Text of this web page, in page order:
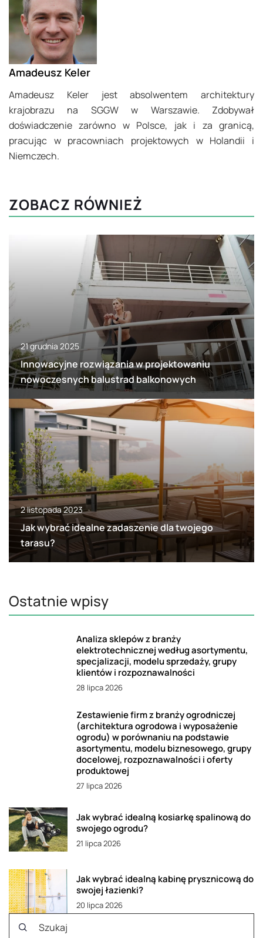
Amadeusz Keler
Amadeusz Keler jest absolwentem architektury
krajobrazu na SGGW w Warszawie. Zdobywał
doświadczenie zarówno w Polsce, jak i za granicą,
pracując w pracowniach projektowych w Holandii i
Niemczech.
ZOBACZ RÓWNIEŻ
21 grudnia 2025
Innowacyjne rozwiązania w projektowaniu
nowoczesnych balustrad balkonowych
2 listopada 2023
Jak wybrać idealne zadaszenie dla twojego
tarasu?
Ostatnie wpisy
Analiza sklepów z branży
elektrotechnicznej według asortymentu,
specjalizacji, modelu sprzedaży, grupy
klientów i rozpoznawalności
28 lipca 2026
Zestawienie firm z branży ogrodniczej
(architektura ogrodowa i wyposażenie
ogrodu) w porównaniu na podstawie
asortymentu, modelu biznesowego, grupy
docelowej, rozpoznawalności i oferty
produktowej
27 lipca 2026
Jak wybrać idealną kosiarkę spalinową do
swojego ogrodu?
21 lipca 2026
Jak wybrać idealną kabinę prysznicową do
swojej łazienki?
20 lipca 2026